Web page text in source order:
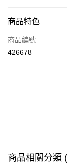
信用卡
AlipayHK
每筆HK$40.00，
每筆HK$40.00，
商品特色
商品編號
426678
商品相關分類